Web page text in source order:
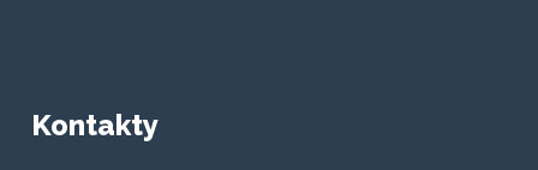
Kontakty